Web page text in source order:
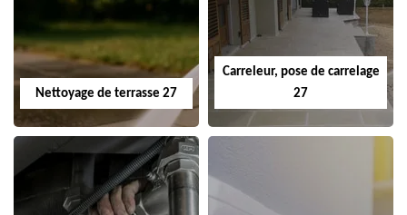
Nettoyage de terrasse 27
Carreleur, pose de carrelage
27